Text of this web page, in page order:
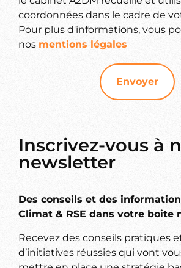
coordonnées dans le cadre de
Pour plus d'informations, vous
nos mentions légales
Envoyer
Inscrivez-vous à
newsletter
Des conseils et des
Climat & RSE dans votre boite
Recevez des conseils pratiques
d’initiatives réussies qui vont